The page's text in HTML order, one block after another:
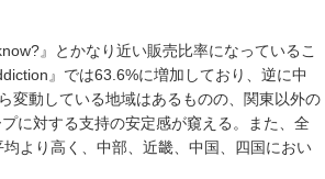
』とかなり近い販売比率になっているこ
』では63.6%に増加しており、逆に中
動している地域はあるものの、関東以外の
に対する支持の安定感が窺える。また、全
より高く、中部、近畿、中国、四国におい